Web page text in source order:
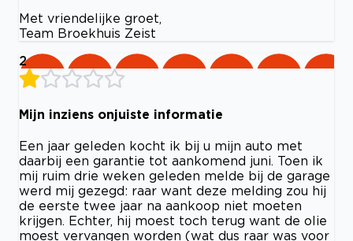
Met vriendelijke groet,
Team Broekhuis Zeist
2
Mijn inziens onjuiste informatie
Een jaar geleden kocht ik bij u mijn auto met
daarbij een garantie tot aankomend juni. Toen ik
mij ruim drie weken geleden melde bij de garage
werd mij gezegd: raar want deze melding zou hij
de eerste twee jaar na aankoop niet moeten
krijgen. Echter, hij moest toch terug want de olie
moest vervangen worden (wat dus raar was voor